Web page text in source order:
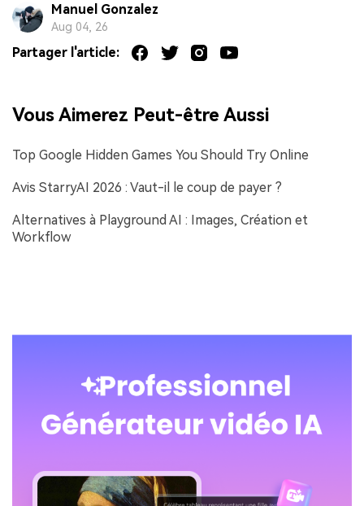
Manuel Gonzalez
Aug 04, 26
Partager l'article:
Vous Aimerez Peut-être Aussi
Top Google Hidden Games You Should Try Online
Avis StarryAI 2026 : Vaut-il le coup de payer ?
Alternatives à Playground AI : Images, Création et
Workflow